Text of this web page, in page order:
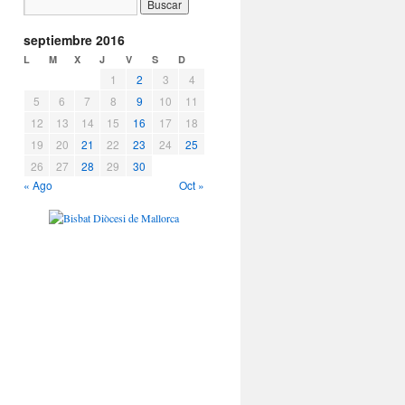
septiembre 2016
L M X J V S D
1 2 3
4
5
6 7 8 9 10
11
12
13 14 15 16 17
18
19
20 21 22 23 24
25
26
27 28 29
30
« Ago
Oct »